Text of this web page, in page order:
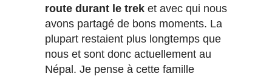
route durant le trek et avec qui nous
avons partagé de bons moments. La
plupart restaient plus longtemps que
nous et sont donc actuellement au
Népal. Je pense à cette famille